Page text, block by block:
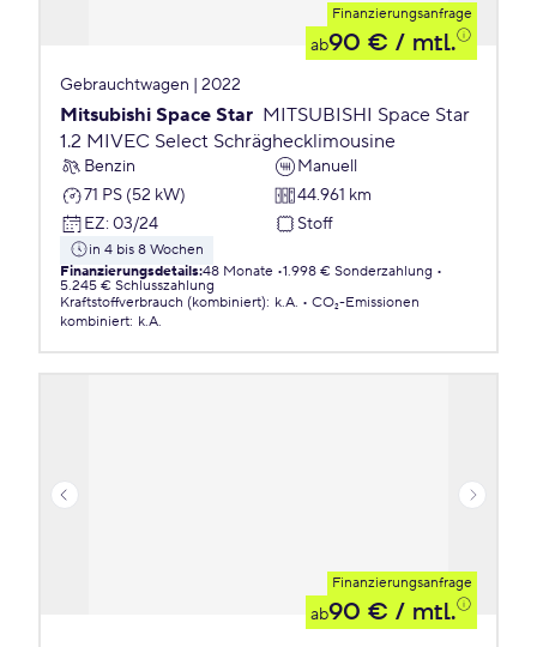
Finanzierungsanfrage
ab90 € / mtl.
Gebrauchtwagen | 2022
Mitsubishi Space Star MITSUBISHI Space Star
1.2 MIVEC Select Schräghecklimousine
Benzin
Manuell
71 PS (52 kW)
44.961 km
EZ: 03/24 Stoff
in 4 bis 8 Wochen
Finanzierungsdetails:48 Monate 1.998 € Sonderzahlung
5.245 € Schlusszahlung
Kraftstoffverbrauch (kombiniert): k.A.
CO₂-Emissionen
kombiniert: k.A.
Finanzierungsanfrage
ab90 € / mtl.